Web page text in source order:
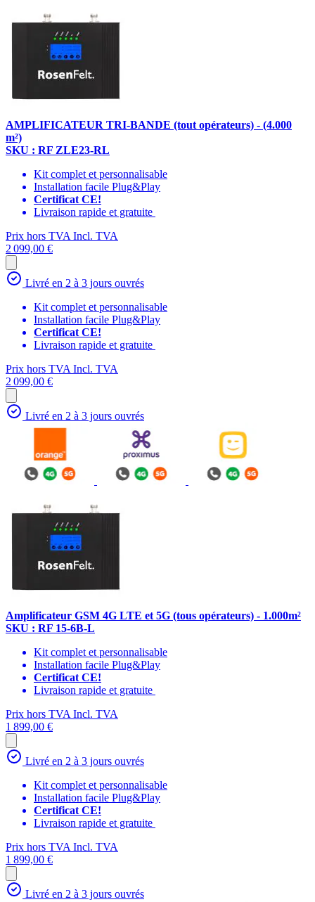
AMPLIFICATEUR TRI-BANDE (tout opérateurs) - (4.000
m²)
SKU : RF ZLE23-RL
Kit complet et personnalisable
Installation facile Plug&Play
Certificat CE!
Livraison rapide et gratuite
Prix hors TVAIncl. TVA
2 099,00 €
Livré en 2 à 3 jours ouvrés
Kit complet et personnalisable
Installation facile Plug&Play
Certificat CE!
Livraison rapide et gratuite
Prix hors TVAIncl. TVA
2 099,00 €
Livré en 2 à 3 jours ouvrés
Amplificateur GSM 4G LTE et 5G (tous opérateurs) - 1.000m²
SKU : RF 15-6B-L
Kit complet et personnalisable
Installation facile Plug&Play
Certificat CE!
Livraison rapide et gratuite
Prix hors TVAIncl. TVA
1 899,00 €
Livré en 2 à 3 jours ouvrés
Kit complet et personnalisable
Installation facile Plug&Play
Certificat CE!
Livraison rapide et gratuite
Prix hors TVAIncl. TVA
1 899,00 €
Livré en 2 à 3 jours ouvrés